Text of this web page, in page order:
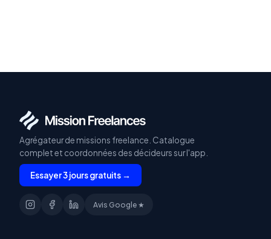
Agrégateur de missions freelance. Catalogue
complet et coordonnées des décideurs sur l'app.
Essayer 3 jours gratuits →
Avis Google ★